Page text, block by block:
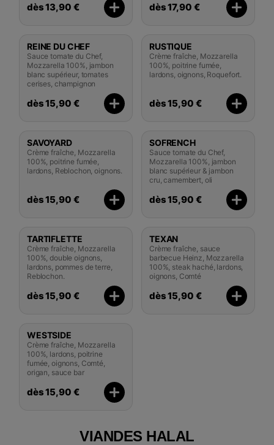
dès 13,90 € dès 17,90 €
REINE DU CHEF
Sauce tomate du Chef,
Mozzarella 100%, jambon
blanc supérieur, tomates
cerises, champignon
dès 15,90 €
RUSTIQUE
Crème fraîche, Mozzarella
100%, poitrine fumée,
lardons, oignons, Roquefort.
dès 15,90 €
SAVOYARD
Crème fraîche, Mozzarella
100%, poitrine fumée,
lardons, Reblochon, oignons.
dès 15,90 €
SOFRENCH
Sauce tomate du Chef,
Mozzarella 100%, jambon
blanc supérieur & jambon
cru, camembert, oli
dès 15,90 €
TARTIFLETTE
Crème fraîche, Mozzarella
100%, double oignons,
lardons, pommes de terre,
Reblochon.
dès 15,90 €
TEXAN
Crème fraîche, sauce
barbecue Heinz, Mozzarella
100%, steak haché, lardons,
oignons, Comté
dès 15,90 €
WESTSIDE
Crème fraîche, Mozzarella
100%, lardons, poitrine
fumée, oignons, Comté,
origan, sauce bar
dès 15,90 €
VIANDES HALAL